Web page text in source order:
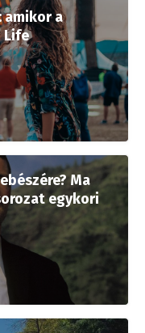
amikor a
Life
Ma
egykori